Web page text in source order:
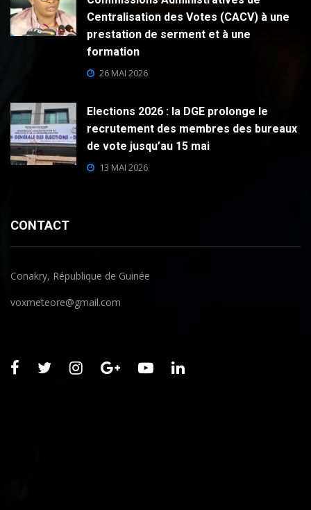
Centralisation des Votes (CACV) à une
prestation de serment et à une
formation
26 MAI 2026
Elections 2026 : la DGE prolonge le
recrutement des membres des bureaux
de vote jusqu’au 15 mai
13 MAI 2026
CONTACT
Conakry, République de Guinée
voxmeteore@gmail.com